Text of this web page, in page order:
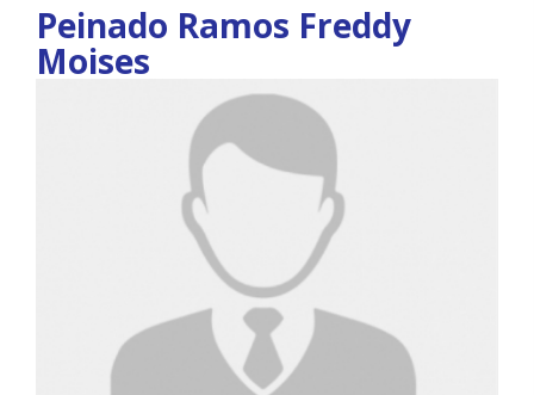
Peinado Ramos Freddy
Moises